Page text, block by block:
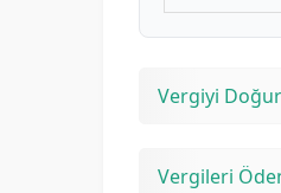
Vergiyi
Vergileri